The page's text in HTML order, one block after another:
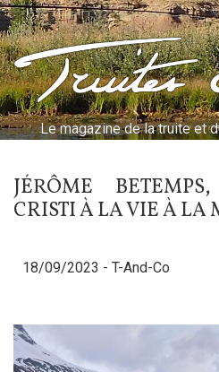
Aller
au
contenu
principalTruites &
Le magazine de la truite et
JÉRÔME
CRISTI À LA VIE À LA
18/09/2023 - T-And-Co